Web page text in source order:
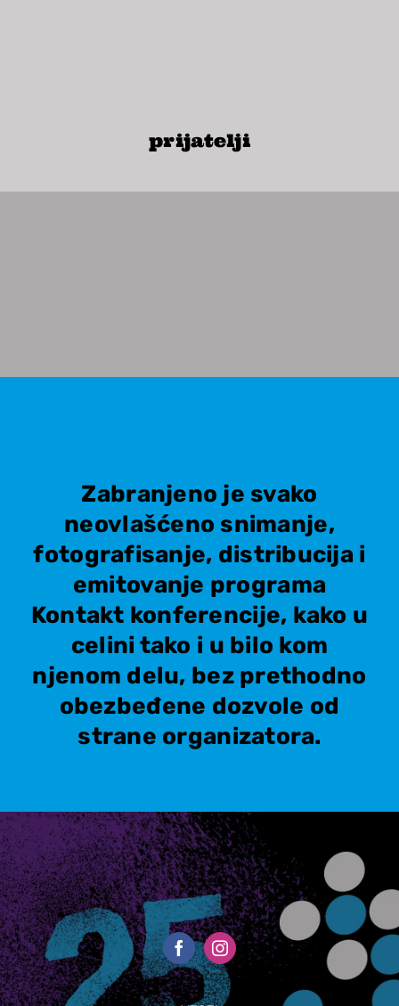
prijatelji
Zabranjeno je svako
neovlašćeno snimanje,
fotografisanje, distribucija i
emitovanje programa
Kontakt konferencije, kako u
celini tako i u bilo kom
njenom delu, bez prethodno
obezbeđene dozvole od
strane organizatora.